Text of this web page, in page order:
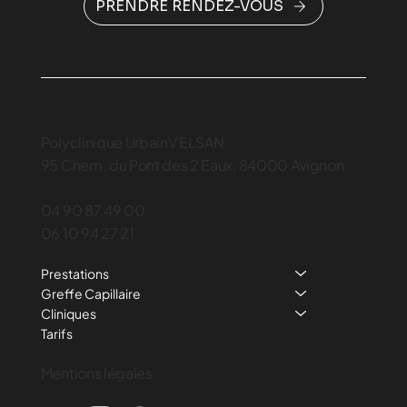
PRENDRE RENDEZ-VOUS
Prestations
Greffe Capillaire
Cliniques
Tarifs